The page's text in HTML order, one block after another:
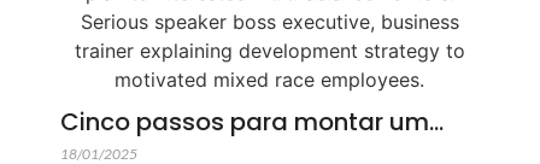
Cinco passos para montar um…
18/01/2025